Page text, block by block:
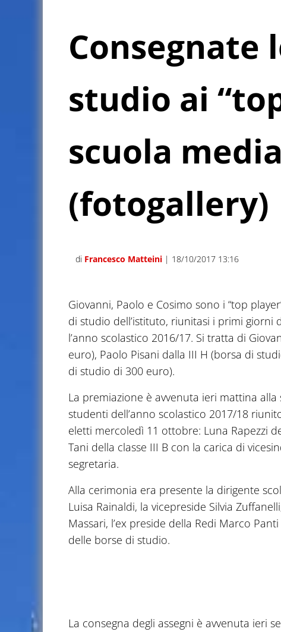
Consegnate
studio ai
scuola
(fotogallery)
di Francesco Matteini | 18/10/2017 13:16
Giovanni, Paolo e Cosimo sono i “top
di studio dell’istituto, riunitasi i primi
l’anno scolastico 2016/17. Si tratta di
euro), Paolo Pisani dalla III H (borsa di
di studio di 300 euro).
La premiazione è avvenuta ieri mattina
studenti dell’anno scolastico 2017/18
eletti mercoledì 11 ottobre: Luna Rapezzi
Tani della classe III B con la carica di
segretaria.
Alla cerimonia era presente la dirigente
Luisa Rainaldi, la vicepreside Silvia
Massari, l’ex preside della Redi Marco
delle borse di studio.
La consegna degli assegni è avvenuta ieri